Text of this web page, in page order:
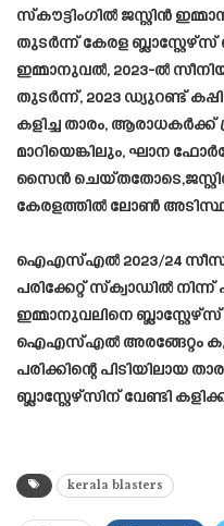
സ്കൗട്ടിംഗിൽ ജസ്റ്റിൻ
തുടർന്ന് കേരള ബ്ലാസ്റ്റേഴ്സ്
ഇമ്മാനുവൽ, 2023-ൽ
തുടർന്ന്, 2023 ഡ്യുറണ്ട്
കളിച്ച താരം,
മാറിയെങ്കിലും, ഘാന
സൈൻ
കേരളത്തിൽ ലോൺ
ഐഎസ്എൽ 2023/24
പരിക്കേറ്റ് സ്‌ക്വാഡിൽ
ഇമ്മാനുവലിനെ ബ്ലാസ്റ്റേഴ്സ്
ഐഎസ്എൽ അരങ്ങേറ്റം
പരിക്കിന്റെ
ബ്ലാസ്റ്റേഴ്സിന് വേണ്ടി
kerala blasters